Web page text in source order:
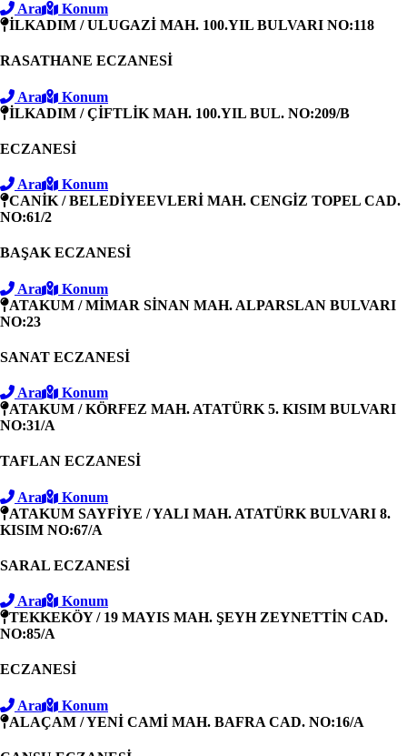
Ara
Konum
İLKADIM / ULUGAZİ MAH. 100.YIL BULVARI NO:118
RASATHANE ECZANESİ
Ara
Konum
İLKADIM / ÇİFTLİK MAH. 100.YIL BUL. NO:209/B
ECZANESİ
Ara
Konum
CANİK / BELEDİYEEVLERİ MAH. CENGİZ TOPEL CAD.
NO:61/2
BAŞAK ECZANESİ
Ara
Konum
ATAKUM / MİMAR SİNAN MAH. ALPARSLAN BULVARI
NO:23
SANAT ECZANESİ
Ara
Konum
ATAKUM / KÖRFEZ MAH. ATATÜRK 5. KISIM BULVARI
NO:31/A
TAFLAN ECZANESİ
Ara
Konum
ATAKUM SAYFİYE / YALI MAH. ATATÜRK BULVARI 8.
KISIM NO:67/A
SARAL ECZANESİ
Ara
Konum
TEKKEKÖY / 19 MAYIS MAH. ŞEYH ZEYNETTİN CAD.
NO:85/A
ECZANESİ
Ara
Konum
ALAÇAM / YENİ CAMİ MAH. BAFRA CAD. NO:16/A